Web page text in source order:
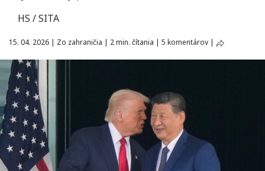
HS / SITA
15. 04. 2026 | Zo zahraničia | 2 min. čítania | 5 komentárov |